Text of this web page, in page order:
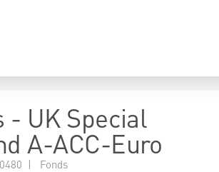
- UK Special
A-ACC-Euro
| Fonds